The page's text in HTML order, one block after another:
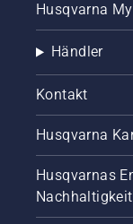
Husqvarna
Händler
Kontakt
Husqvarna
Husqvarnas
Nachhaltigkeit